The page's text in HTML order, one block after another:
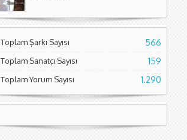
Toplam Şarkı Sayısı 566
Toplam Sanatçı Sayısı 159
Toplam Yorum Sayısı 1.290